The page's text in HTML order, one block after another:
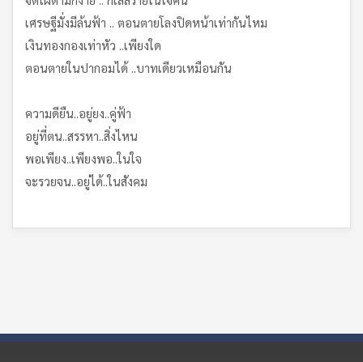
เศรษฐีมั่งมีล้นฟ้า .. ตอนตายโลงปิดหน้าเท่ากันไหม
เงินทองกองเท่าหัว ..เพียงใด
ตอนตายในปากอมได้ ..บาทเดียวเหมือนกัน
ความดียืน..อยู่ยง..คู่ฟ้า
อยู่ที่ตน..สรรหา..สิ่งไหน
พอเพียง..เพียงพอ..ในใจ
จะรวยจน..อยู่ได้..ในสังคม